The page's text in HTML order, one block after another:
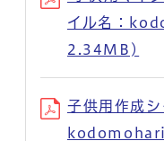
イル名：
2.34MB)
子供用作成